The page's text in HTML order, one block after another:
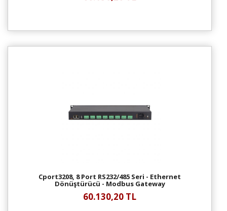
Cport3208, 8 Port RS232/485 Seri - Ethernet
Dönüştürücü - Modbus Gateway
60.130,20 TL